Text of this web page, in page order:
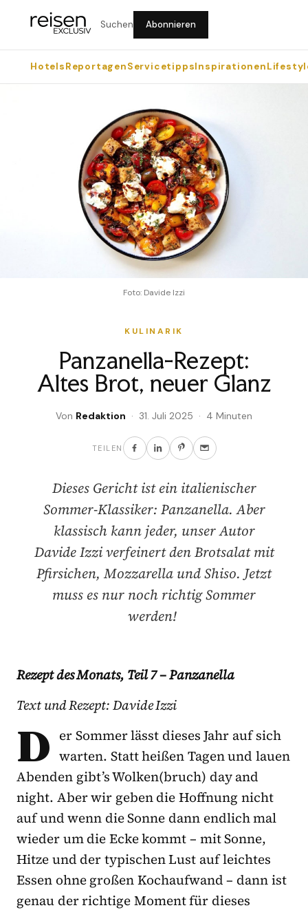
Suchen Abonnieren
HotelsReportagenServicetippsInspirationen
Foto: Davide Izzi
KULINARIK
Panzanella-Rezept:
Altes Brot, neuer Glanz
Von Redaktion · 31. Juli 2025 · 4 Minuten
TEILEN
Dieses Gericht ist ein italienischer
Sommer-Klassiker: Panzanella. Aber
klassisch kann jeder, unser Autor
Davide Izzi verfeinert den Brotsalat mit
Pfirsichen, Mozzarella und Shiso. Jetzt
muss es nur noch richtig Sommer
werden!
Rezept des Monats, Teil 7 – Panzanella
Text und Rezept: Davide Izzi
D er Sommer lässt dieses Jahr auf sich
warten. Statt heißen Tagen und lauen
Abenden gibt’s Wolken(bruch) day and
night. Aber wir geben die Hoffnung nicht
auf und wenn die Sonne dann endlich mal
wieder um die Ecke kommt – mit Sonne,
Hitze und der typischen Lust auf leichtes
Essen ohne großen Kochaufwand – dann ist
genau der richtige Moment für dieses